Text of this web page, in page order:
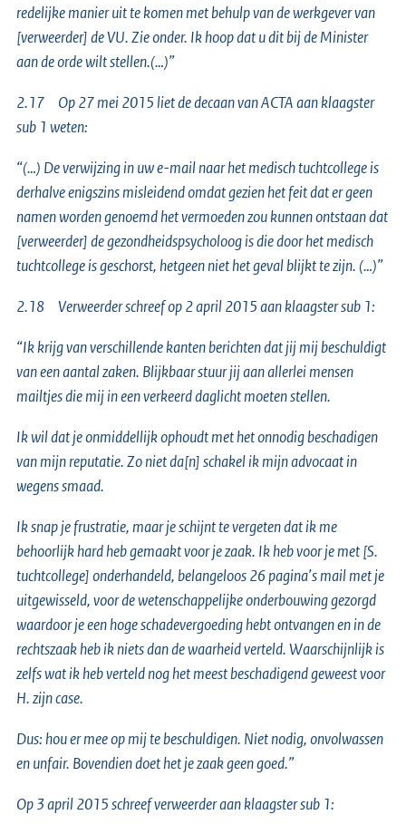
redelijke manier uit te komen met behulp van de werkgever van
[verweerder] de VU. Zie onder. Ik hoop dat u dit bij de Minister
aan de orde wilt stellen.(…)”
2.17 Op 27 mei 2015 liet de decaan van ACTA aan klaagster
sub 1 weten:
“(…) De verwijzing in uw e-mail naar het medisch tuchtcollege is
derhalve enigszins misleidend omdat gezien het feit dat er geen
namen worden genoemd het vermoeden zou kunnen ontstaan dat
[verweerder] de gezondheidspsycholoog is die door het medisch
tuchtcollege is geschorst, hetgeen niet het geval blijkt te zijn. (…)”
2.18 Verweerder schreef op 2 april 2015 aan klaagster sub 1:
“Ik krijg van verschillende kanten berichten dat jij mij beschuldigt
van een aantal zaken. Blijkbaar stuur jij aan allerlei mensen
mailtjes die mij in een verkeerd daglicht moeten stellen.
Ik wil dat je onmiddellijk ophoudt met het onnodig beschadigen
van mijn reputatie. Zo niet da[n] schakel ik mijn advocaat in
wegens smaad.
Ik snap je frustratie, maar je schijnt te vergeten dat ik me
behoorlijk hard heb gemaakt voor je zaak. Ik heb voor je met [S.
tuchtcollege] onderhandeld, belangeloos 26 pagina’s mail met je
uitgewisseld, voor de wetenschappelijke onderbouwing gezorgd
waardoor je een hoge schadevergoeding hebt ontvangen en in de
rechtszaak heb ik niets dan de waarheid verteld. Waarschijnlijk is
zelfs wat ik heb verteld nog het meest beschadigend geweest voor
H. zijn case.
Dus: hou er mee op mij te beschuldigen. Niet nodig, onvolwassen
en unfair. Bovendien doet het je zaak geen goed.”
Op 3 april 2015 schreef verweerder aan klaagster sub 1: